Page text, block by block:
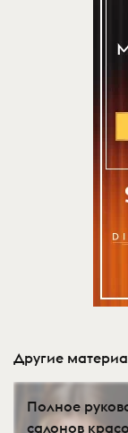
Другие
Полное
салонов